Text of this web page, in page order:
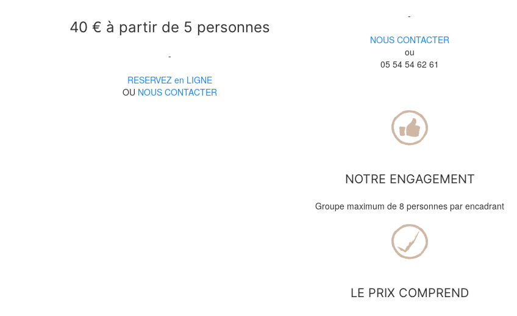
40 € à partir de 5 personnes
-
RESERVEZ en LIGNE
OU NOUS CONTACTER
-
NOUS CONTACTER
ou
05 54 54 62 61
NOTRE ENGAGEMENT
Groupe maximum de 8 personnes par encadrant
LE PRIX COMPREND